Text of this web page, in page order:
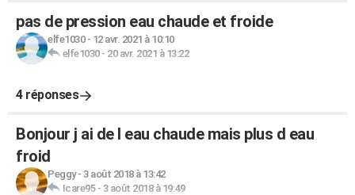
pas de pression eau chaude et froide
elfe1030- 12 avr. 2021 à 10:10
elfe1030- 20 avr. 2021 à 13:22
4 réponses
Bonjour j ai de l eau chaude mais plus d eau
froid
Peggy- 3 août 2018 à 13:42
Icare95- 3 août 2018 à 19:49